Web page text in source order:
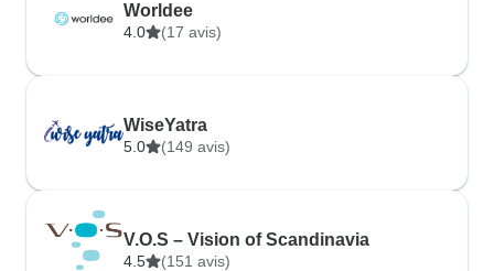
Worldee
4.0 (17 avis)
WiseYatra
5.0 (149 avis)
V.O.S – Vision of Scandinavia
4.5 (151 avis)